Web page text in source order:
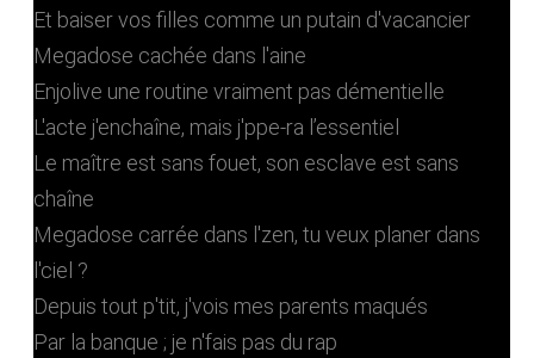
Et baiser vos filles comme un putain d'vacancier
Megadose cachée dans l'aine
Enjolive une routine vraiment pas démentielle
L'acte j'enchaîne, mais j'ppe-ra l’essentiel
Le maître est sans fouet, son esclave est sans
chaîne
Megadose carrée dans l'zen, tu veux planer dans
l'ciel ?
Depuis tout p'tit, j'vois mes parents maqués
Par la banque ; je n'fais pas du rap